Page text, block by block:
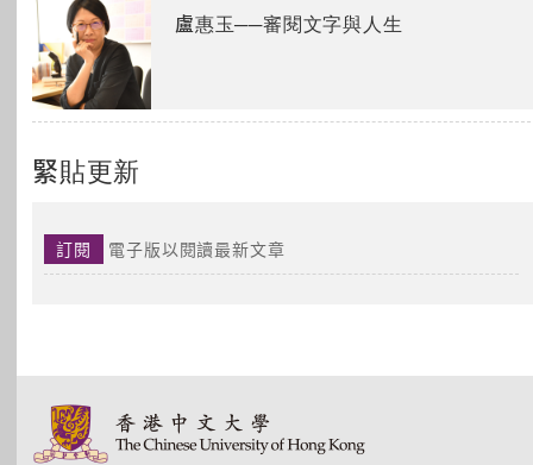
盧惠玉──審閱文字與人生
緊貼更新
訂閱 電子版以閱讀最新文章